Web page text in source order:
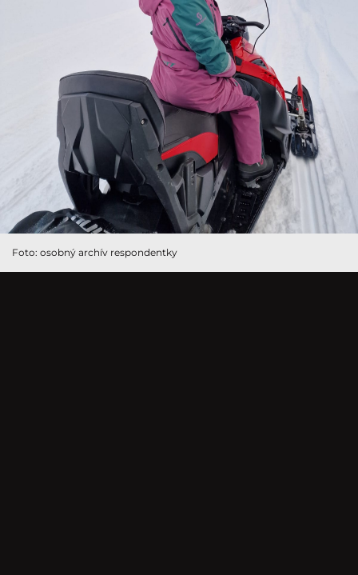
Foto: osobný archív respondentky